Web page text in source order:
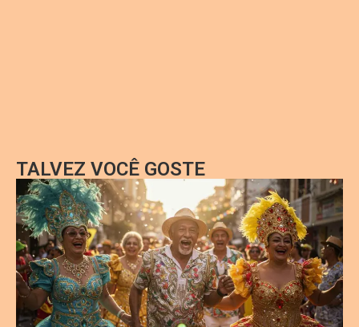
TALVEZ VOCÊ GOSTE